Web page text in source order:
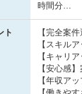
時間分…
ト
【完全案
【スキル
【キャリ
【安心感
【年収ア